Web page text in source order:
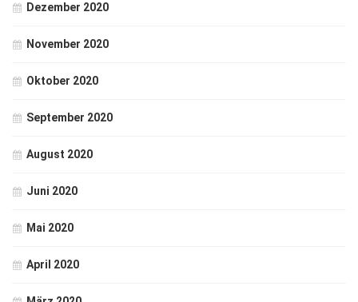
Dezember 2020
November 2020
Oktober 2020
September 2020
August 2020
Juni 2020
Mai 2020
April 2020